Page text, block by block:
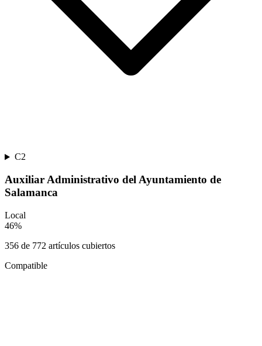
C2
Auxiliar Administrativo del Ayuntamiento de
Salamanca
Local
46%
356 de 772 artículos cubiertos
Compatible